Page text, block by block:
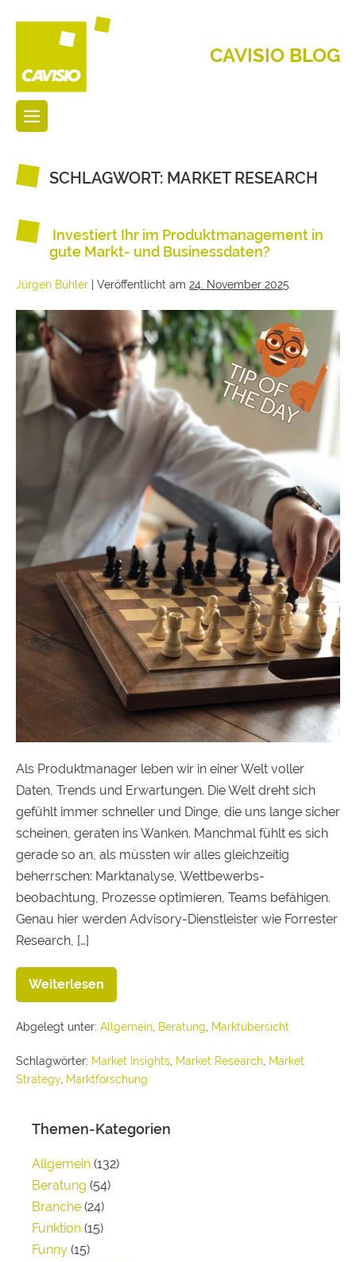
CAVISIO BLOG
SCHLAGWORT: MARKET RESEARCH
Investiert Ihr im Produktmanagement in
gute Markt- und Businessdaten?
Jürgen Bühler Veröffentlicht am 24. November 2025
Als Produktmanager leben wir in einer Welt voller
Daten, Trends und Erwartungen. Die Welt dreht sich
gefühlt immer schneller und Dinge, die uns lange sicher
scheinen, geraten ins Wanken. Manchmal fühlt es sich
gerade so an, als müssten wir alles gleichzeitig
beherrschen: Marktanalyse, Wettbewerbs­
beobachtung, Prozesse optimieren, Teams befähigen.
Genau hier werden Advisory-Dienstleister wie Forrester
Research, […]
Weiterlesen
Abgelegt unter: Allgemein Beratung Marktübersicht
Schlagwörter: Market Insights Market Research Market
Strategy, Marktforschung
Themen-Kategorien
Allgemein (132)
Beratung (54)
Branche (24)
Funktion (15)
Funny (15)